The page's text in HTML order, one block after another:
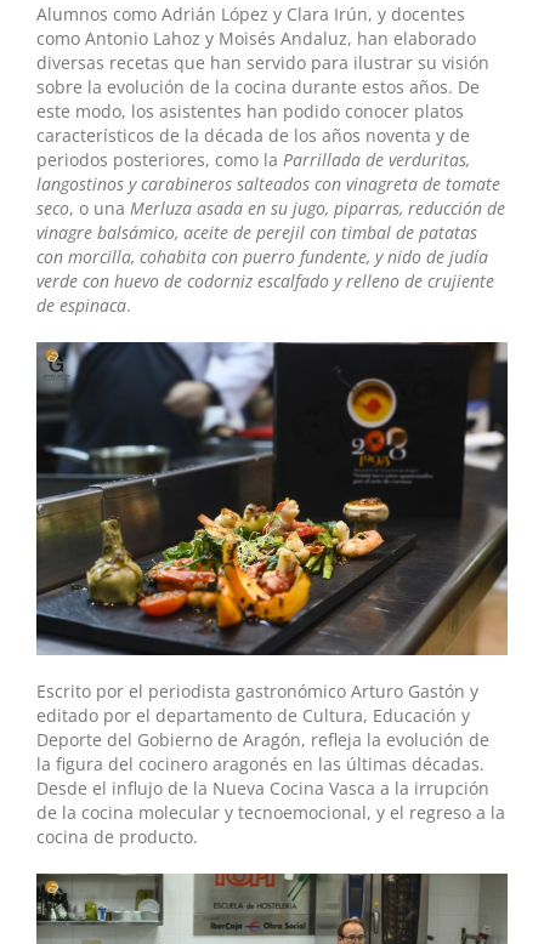
Alumnos como Adrián López y Clara Irún, y docentes
como Antonio Lahoz y Moisés Andaluz, han elaborado
diversas recetas que han servido para ilustrar su visión
sobre la evolución de la cocina durante estos años. De
este modo, los asistentes han podido conocer platos
característicos de la década de los años noventa y de
periodos posteriores, como la Parrillada de verduritas,
langostinos y carabineros salteados con vinagreta de tomate
seco, o una Merluza asada en su jugo, piparras, reducción de
vinagre balsámico, aceite de perejil con timbal de patatas
con morcilla, cohabita con puerro fundente, y nido de judía
verde con huevo de codorniz escalfado y relleno de crujiente
de espinaca.
Escrito por el periodista gastronómico Arturo Gastón y
editado por el departamento de Cultura, Educación y
Deporte del Gobierno de Aragón, refleja la evolución de
la figura del cocinero aragonés en las últimas décadas.
Desde el influjo de la Nueva Cocina Vasca a la irrupción
de la cocina molecular y tecnoemocional, y el regreso a la
cocina de producto.